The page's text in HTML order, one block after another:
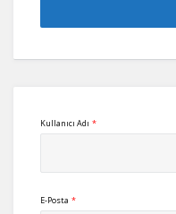
Kullanıcı Adı *
E-Posta *